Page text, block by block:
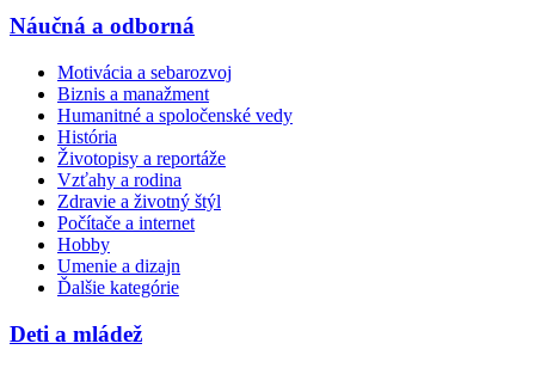
Náučná a odborná
Motivácia a sebarozvoj
Biznis a manažment
Humanitné a spoločenské vedy
História
Životopisy a reportáže
Vzťahy a rodina
Zdravie a životný štýl
Počítače a internet
Hobby
Umenie a dizajn
Ďalšie kategórie
Deti a mládež